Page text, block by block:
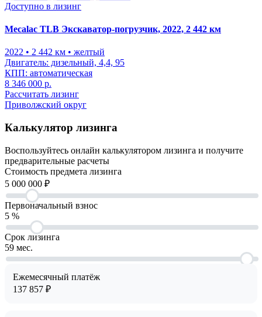
Доступно в лизинг
Mecalac TLB Экскаватор-погрузчик, 2022, 2 442 км
2022 • 2 442 км • желтый
Двигатель: дизельный, 4,4, 95
КПП: автоматическая
8 346 000 р.
Рассчитать лизинг
Приволжский округ
Калькулятор лизинга
Воспользуйтесь онлайн калькулятором лизинга и получите
предварительные расчеты
Cтоимость предмета лизинга
5 000 000 ₽
Первоначальный взнос
5 %
Срок лизинга
59 мес.
Ежемесячный платёж
137 857 ₽